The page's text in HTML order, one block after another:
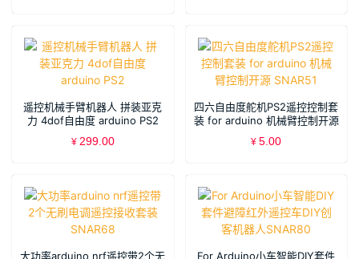
遥控机械手臂机器人 拼装亚克
力 4dof自由度 arduino PS2
¥ 299.00
四六自由度舵机PS2遥控控制套
装 for arduino 机械臂控制开源
SNAR51
¥ 5.00
大功率arduino nrf遥控带2个无
For Arduino小车智能DIY套件